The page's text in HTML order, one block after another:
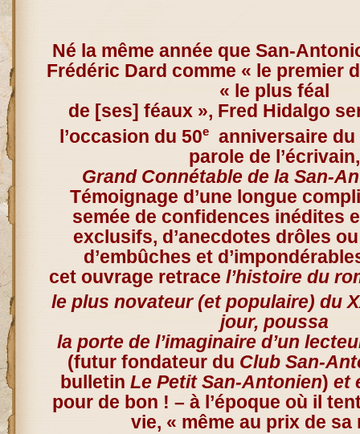
Né la même année que San-
Frédéric Dard comme « le premier
« le plus féal
de [ses] féaux », Fred Hidalgo
l’occasion du 50e anniversaire
parole de l’écrivain,
Grand Connétable de la San-
Témoignage d’une longue
semée de confidences inédites
exclusifs, d’anecdotes drôles
d’embûches et
cet ouvrage retrace l’histoire du
le plus novateur (et populaire) du
jour, poussa
la porte de l’imaginaire d’un
(futur fondateur du Club San-
bulletin Le Petit San-Antonien) et
pour de bon ! – à l’époque où il
vie, « même au prix de sa